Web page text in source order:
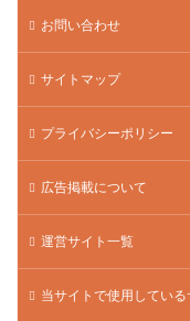
お問い合わせ
サイトマップ
プライバシーポリシー
広告掲載について
運営サイト一覧
当サイトで使用してい